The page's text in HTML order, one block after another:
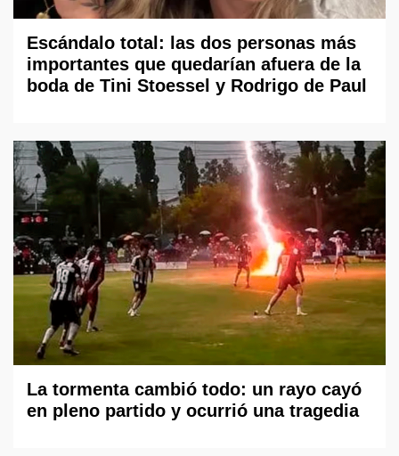
Escándalo total: las dos personas más
importantes que quedarían afuera de la
boda de Tini Stoessel y Rodrigo de Paul
La tormenta cambió todo: un rayo cayó
en pleno partido y ocurrió una tragedia